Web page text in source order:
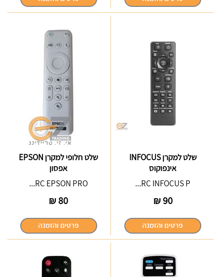
שלט למקרן INFOCUS
אינפוקוס
RC INFOCUS P...
90
₪
שלט חלופי למקרן EPSON
אפסון
RC EPSON PRO...
80
₪